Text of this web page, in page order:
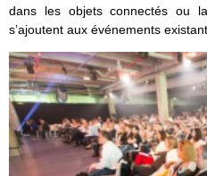
dans les objets connectés ou
s’ajoutent aux événements